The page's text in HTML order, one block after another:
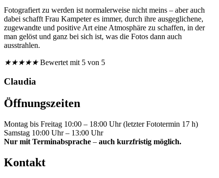
Fotografiert zu werden ist normalerweise nicht meins – aber auch
dabei schafft Frau Kampeter es immer, durch ihre ausgeglichene,
zugewandte und positive Art eine Atmosphäre zu schaffen, in der
man gelöst und ganz bei sich ist, was die Fotos dann auch
ausstrahlen.
★★★★★ Bewertet mit 5 von 5
Claudia
Öffnungszeiten
Montag bis Freitag 10:00 – 18:00 Uhr (letzter Fototermin 17 h)
Samstag 10:00 Uhr – 13:00 Uhr
Nur mit Terminabsprache – auch kurzfristig möglich.
Kontakt